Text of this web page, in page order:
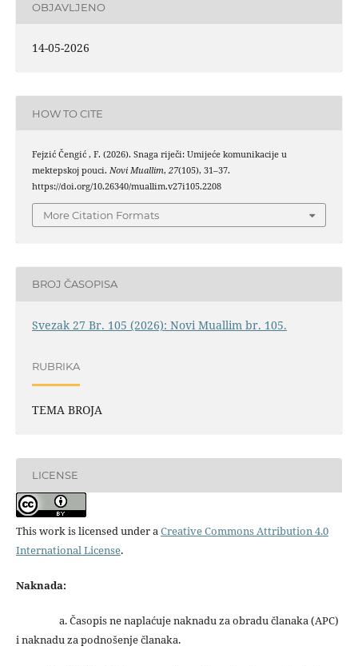
OBJAVLJENO
14-05-2026
HOW TO CITE
Fejzić Čengić , F. (2026). Snaga riječi: Umijeće komunikacije u
mektepskoj pouci. Novi Muallim, 27(105), 31–37.
https://doi.org/10.26340/muallim.v27i105.2208
More Citation Formats
BROJ ČASOPISA
Svezak 27 Br. 105 (2026): Novi Muallim br. 105.
RUBRIKA
TEMA BROJA
LICENSE
This work is licensed under aCreative Commons Attribution 4.0
International License.
Naknada:
a. Časopis ne naplaćuje naknadu za obradu članaka (APC)
i naknadu za podnošenje članaka.